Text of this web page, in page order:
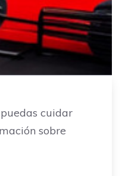
cuidar
sobre